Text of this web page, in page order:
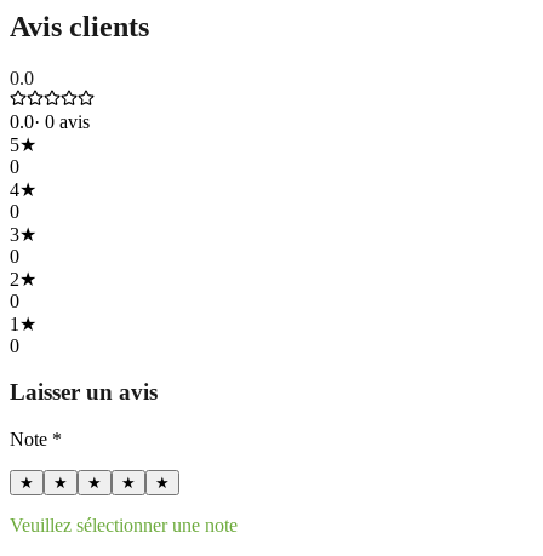
Avis clients
0.0
0.0· 0 avis
5★
0
4★
0
3★
0
2★
0
1 ★
0
Laisser un avis
Note *
★ ★ ★ ★ ★
Veuillez sélectionner une note